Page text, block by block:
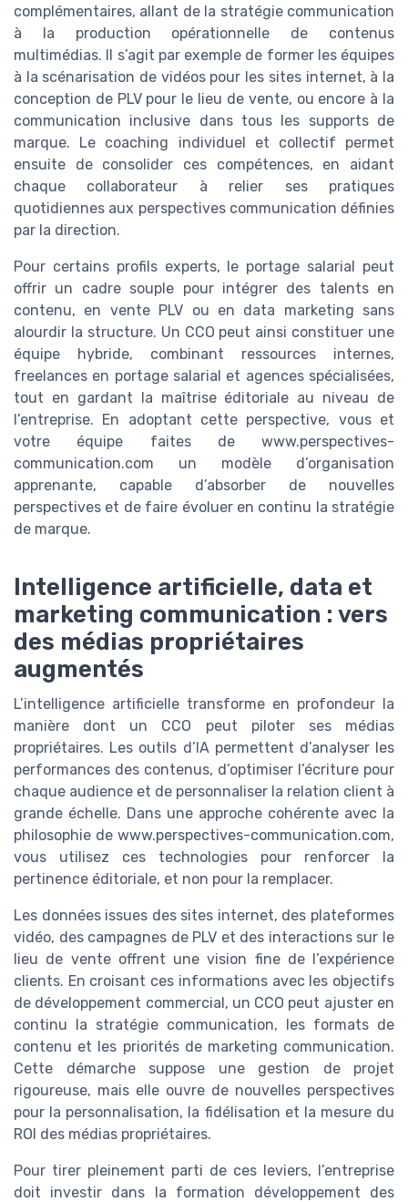
complémentaires, allant de la stratégie communication
à la production opérationnelle de contenus
multimédias. Il s’agit par exemple de former les équipes
à la scénarisation de vidéos pour les sites internet, à la
conception de PLV pour le lieu de vente, ou encore à la
communication inclusive dans tous les supports de
marque. Le coaching individuel et collectif permet
ensuite de consolider ces compétences, en aidant
chaque collaborateur à relier ses pratiques
quotidiennes aux perspectives communication définies
par la direction.
Pour certains profils experts, le portage salarial peut
offrir un cadre souple pour intégrer des talents en
contenu, en vente PLV ou en data marketing sans
alourdir la structure. Un CCO peut ainsi constituer une
équipe hybride, combinant ressources internes,
freelances en portage salarial et agences spécialisées,
tout en gardant la maîtrise éditoriale au niveau de
l’entreprise. En adoptant cette perspective, vous et
votre équipe faites de www.perspectives-
communication.com un modèle d’organisation
apprenante, capable d’absorber de nouvelles
perspectives et de faire évoluer en continu la stratégie
de marque.
Intelligence artificielle, data et
marketing communication : vers
des médias propriétaires
augmentés
L’intelligence artificielle transforme en profondeur la
manière dont un CCO peut piloter ses médias
propriétaires. Les outils d’IA permettent d’analyser les
performances des contenus, d’optimiser l’écriture pour
chaque audience et de personnaliser la relation client à
grande échelle. Dans une approche cohérente avec la
philosophie de www.perspectives-communication.com,
vous utilisez ces technologies pour renforcer la
pertinence éditoriale, et non pour la remplacer.
Les données issues des sites internet, des plateformes
vidéo, des campagnes de PLV et des interactions sur le
lieu de vente offrent une vision fine de l’expérience
clients. En croisant ces informations avec les objectifs
de développement commercial, un CCO peut ajuster en
continu la stratégie communication, les formats de
contenu et les priorités de marketing communication.
Cette démarche suppose une gestion de projet
rigoureuse, mais elle ouvre de nouvelles perspectives
pour la personnalisation, la fidélisation et la mesure du
ROI des médias propriétaires.
Pour tirer pleinement parti de ces leviers, l’entreprise
doit investir dans la formation développement des